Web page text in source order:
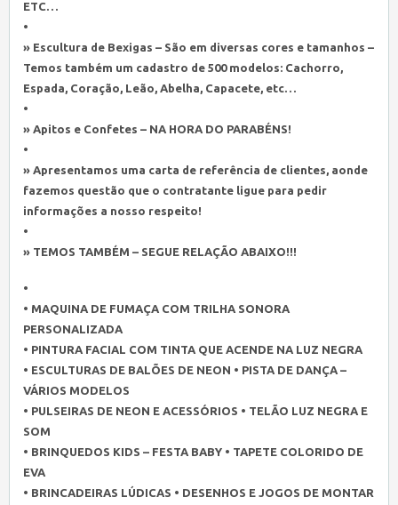
ETC…
•
» Escultura de Bexigas – São em diversas cores e tamanhos –
Temos também um cadastro de 500 modelos: Cachorro,
Espada, Coração, Leão, Abelha, Capacete, etc…
•
» Apitos e Confetes – NA HORA DO PARABÉNS!
•
» Apresentamos uma carta de referência de clientes, aonde
fazemos questão que o contratante ligue para pedir
informações a nosso respeito!
•
» TEMOS TAMBÉM – SEGUE RELAÇÃO ABAIXO!!!
•
• MAQUINA DE FUMAÇA COM TRILHA SONORA
PERSONALIZADA
• PINTURA FACIAL COM TINTA QUE ACENDE NA LUZ NEGRA
• ESCULTURAS DE BALÕES DE NEON • PISTA DE DANÇA –
VÁRIOS MODELOS
• PULSEIRAS DE NEON E ACESSÓRIOS • TELÃO LUZ NEGRA E
SOM
• BRINQUEDOS KIDS – FESTA BABY • TAPETE COLORIDO DE
EVA
• BRINCADEIRAS LÚDICAS • DESENHOS E JOGOS DE MONTAR